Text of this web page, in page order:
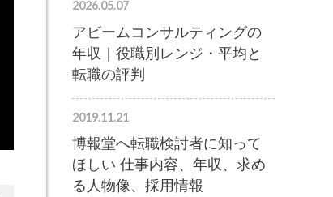
2026.05.07
アビームコンサルティングの
年収｜役職別レンジ・平均と
転職の評判
2019.11.21
博報堂へ転職検討者に知って
ほしい 仕事内容、年収、求め
る人物像、採用情報